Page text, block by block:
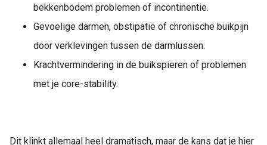
bekkenbodem problemen of incontinentie.
Gevoelige darmen, obstipatie of chronische buikpijn
door verklevingen tussen de darmlussen.
Krachtvermindering in de buikspieren of problemen
met je core-stability.
Dit klinkt allemaal heel dramatisch, maar de kans dat je hier